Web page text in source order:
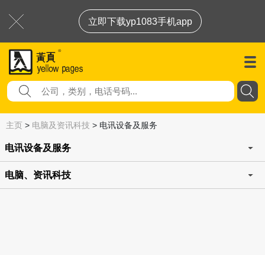
立即下载yp1083手机app
主页 > 电脑及资讯科技 > 电讯设备及服务
电讯设备及服务
电脑、资讯科技